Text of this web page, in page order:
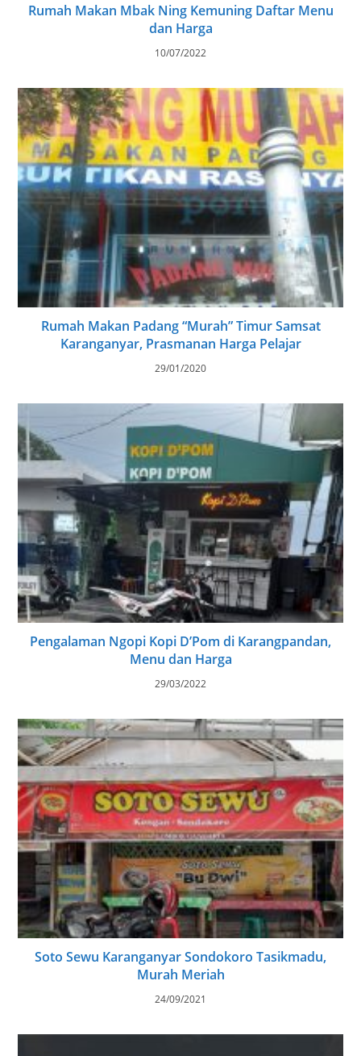
Rumah Makan Mbak Ning Kemuning Daftar Menu
dan Harga
10/07/2022
Rumah Makan Padang “Murah” Timur Samsat
Karanganyar, Prasmanan Harga Pelajar
29/01/2020
Pengalaman Ngopi Kopi D’Pom di Karangpandan,
Menu dan Harga
29/03/2022
Soto Sewu Karanganyar Sondokoro Tasikmadu,
Murah Meriah
24/09/2021